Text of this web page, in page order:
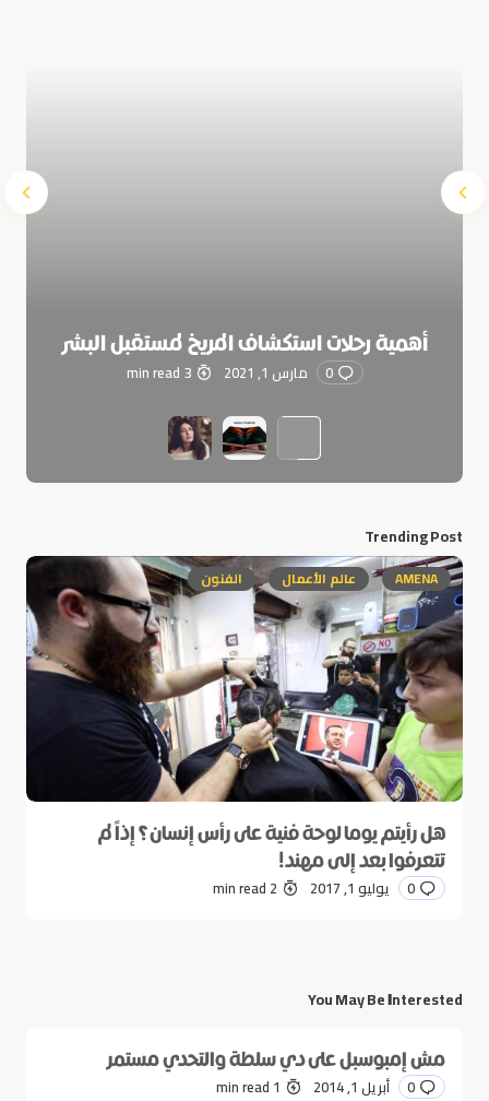
أهمية رحلات استكشاف المريخ لمستقبل البشر
0 مارس 1, 2021 3 min read
Trending Post
AMENA عالم الأعمال الفنون
هل رأيتم يوما لوحة فنية على رأس إنسان؟ إذاً لم
تتعرفوا بعد إلى مهند!
0 يوليو 1, 2017 2 min read
You May Be Interested
مش إمبوسبل على دي سلطة والتحدي مستمر
0 أبريل 1, 2014 1 min read